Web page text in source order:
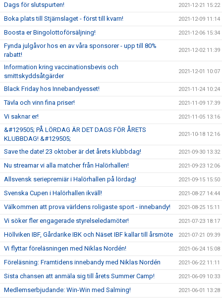
Dags för slutspurten! 2021-12-21 15:22
Boka plats till Stjärnslaget - först till kvarn! 2021-12-09 11:14
Boosta er Bingolottoförsäljning! 2021-12-06 15:34
Fynda julgåvor hos en av våra sponsorer - upp till 80%
rabatt!
2021-12-02 11:39
Information kring vaccinationsbevis och
smittskyddsåtgärder
2021-12-01 10:07
Black Friday hos Innebandyesset! 2021-11-24 10:24
Tävla och vinn fina priser! 2021-11-09 17:39
Vi saknar er! 2021-11-05 13:16
&#129505; PÅ LÖRDAG ÄR DET DAGS FÖR ÅRETS
KLUBBDAG! &#129505;
2021-10-18 12:16
Save the date! 23 oktober är det årets klubbdag! 2021-09-30 13:32
Nu streamar vi alla matcher från Halörhallen! 2021-09-23 12:06
Allsvensk seriepremiär i Halörhallen på lördag! 2021-09-15 15:50
Svenska Cupen i Halörhallen ikväll! 2021-08-27 14:44
Välkommen att prova världens roligaste sport - innebandy! 2021-08-25 15:11
Vi söker fler engagerade styrelseledamöter! 2021-07-23 18:17
Höllviken IBF, Gårdarike IBK och Näset IBF kallar till årsmöte 2021-07-21 09:39
Vi flyttar föreläsningen med Niklas Nordén! 2021-06-24 15:08
Föreläsning: Framtidens innebandy med Niklas Nordén 2021-06-22 11:11
Sista chansen att anmäla sig till årets Summer Camp! 2021-06-09 10:33
Medlemserbjudande: Win-Win med Salming! 2021-06-01 13:28